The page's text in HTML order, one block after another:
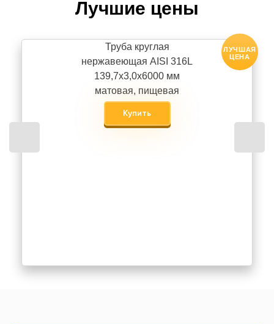
Лучшие цены
Труба круглая
нержавеющая AISI 316L
139,7х3,0х6000 мм
матовая, пищевая
Купить
ЛУЧШАЯ
ЦЕНА